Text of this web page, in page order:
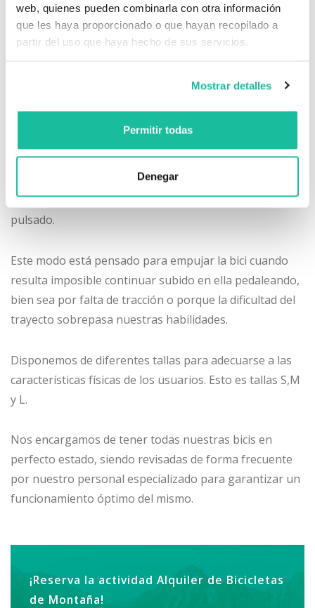
web, quienes pueden combinarla con otra información
que les haya proporcionado o que hayan recopilado a
partir del uso que haya hecho de sus servicios.
Mostrar detalles
Permitir todas
Denegar
La ayuda que ofrece la E-bike consiste en un
multiplicador de pedalada, por lo que en cada uno de
pedalada de forma diferente, siendo el de menor ayuda
Los dos modelos llevan incorporado el modo “WALK”,
que se acciona en el mando remoto manteniéndolo
pulsado.
Este modo está pensado para empujar la bici cuando
resulta imposible continuar subido en ella pedaleando,
bien sea por falta de tracción o porque la dificultad del
trayecto sobrepasa nuestras habilidades.
Disponemos de diferentes tallas para adecuarse a las
características físicas de los usuarios. Esto es tallas S,M
y L.
Nos encargamos de tener todas nuestras bicis en
perfecto estado, siendo revisadas de forma frecuente
por nuestro personal especializado para garantizar un
funcionamiento óptimo del mismo.
¡Reserva la actividad Alquiler de Bicicletas
de Montaña!